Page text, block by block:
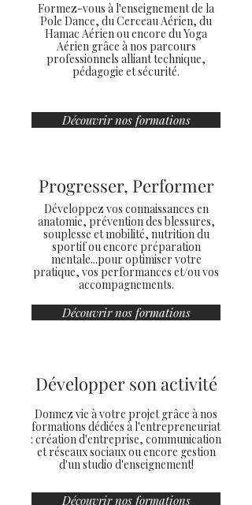
Formez-vous à l'enseignement de la
Pole Dance, du Cerceau Aérien, du
Hamac Aérien ou encore du Yoga
Aérien grâce à nos parcours
professionnels alliant technique,
pédagogie et sécurité.
Découvrir nos formations
Progresser, Performer
Développez vos connaissances en
anatomie, prévention des blessures,
souplesse et mobilité, nutrition du
sportif ou encore préparation
mentale...pour optimiser votre
pratique, vos performances et/ou vos
accompagnements.
Découvrir nos formations
Développer son activité
Donnez vie à votre projet grâce à nos
formations dédiées à l'entrepreneuriat
: création d'entreprise, communication
et réseaux sociaux ou encore gestion
d'un studio d'enseignement!
Découvrir nos formations